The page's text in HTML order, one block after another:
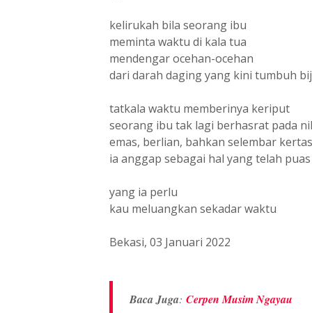
kelirukah bila seorang ibu
meminta waktu di kala tua
mendengar ocehan-ocehan
dari darah daging yang kini tumbuh
tatkala waktu memberinya keriput
seorang ibu tak lagi berhasrat pada
emas, berlian, bahkan selembar kertas
ia anggap sebagai hal yang telah
yang ia perlu
kau meluangkan sekadar waktu
Bekasi, 03 Januari 2022
Baca Juga: Cerpen Musim Ngayau